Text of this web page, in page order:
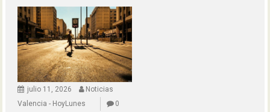
julio 11, 2026
Noticias
Valencia - HoyLunes
0